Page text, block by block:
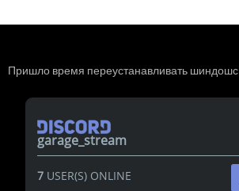
Пришло время переустанавливать шиндошс
garage_stream
7USER(S) ONLINE